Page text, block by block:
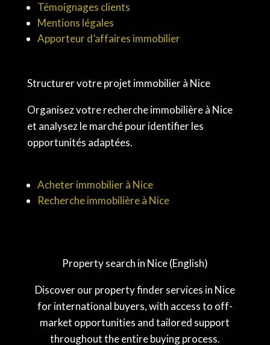
Témoignages clients
Mentions légales
Apporteur d’affaires immobilier
Structurer votre projet immobilier à Nice
Organisez votre recherche immobilière à Nice
et analysez le marché pour identifier les
opportunités adaptées.
Acheter immobilier à Nice
Recherche immobilière à Nice
Property search in Nice (English)
Discover our property finder services in Nice
for international buyers, with access to off-
market opportunities and tailored support
throughout the entire buying process.